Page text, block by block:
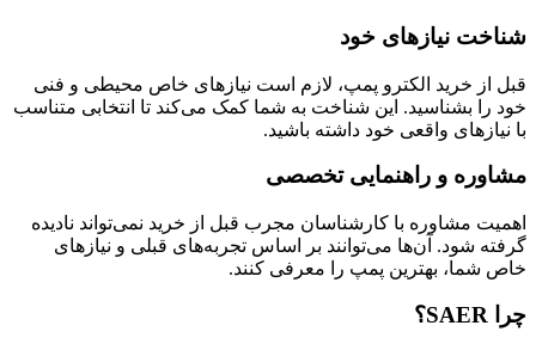
شناخت نیازهای خود
قبل از خرید الکترو پمپ، لازم است نیازهای خاص محیطی و فنی
خود را بشناسید. این شناخت به شما کمک می‌کند تا انتخابی متناسب
با نیازهای واقعی خود داشته باشید.
مشاوره و راهنمایی تخصصی
اهمیت مشاوره با کارشناسان مجرب قبل از خرید نمی‌تواند نادیده
گرفته شود. آن‌ها می‌توانند بر اساس تجربه‌های قبلی و نیازهای
خاص شما، بهترین پمپ را معرفی کنند.
چرا SAER؟